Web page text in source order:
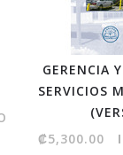
GERENCIA
SERVICIOS
₡5,300.00